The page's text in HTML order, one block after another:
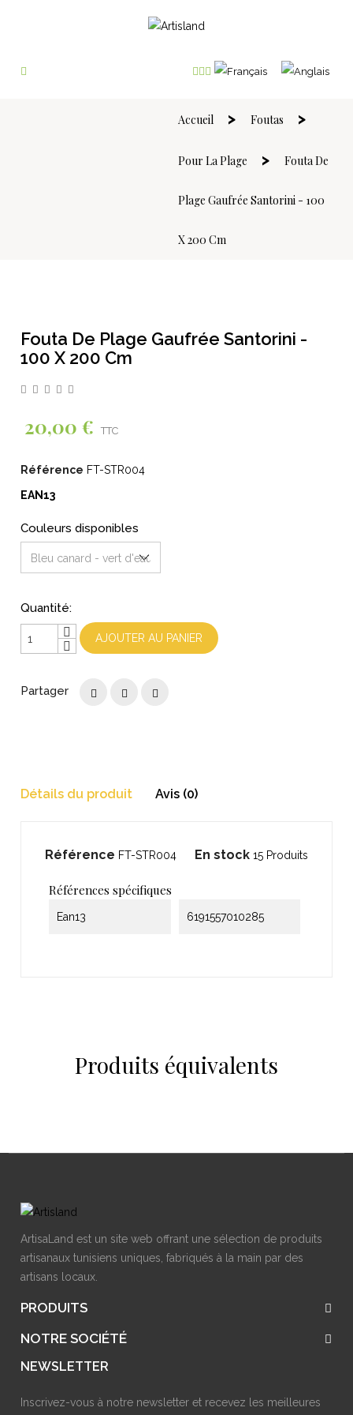
Accueil Foutas
Pour La Plage Fouta De
Plage Gaufrée Santorini - 100
X 200 Cm
Fouta De Plage Gaufrée Santorini -
100 X 200 Cm
20,00 € TTC
Référence FT-STR004
EAN13
Couleurs disponibles
Quantité:
AJOUTER AU PANIER
Partager
Détails du produit Avis (0)
Référence FT-STR004 En stock 15 Produits
Références spécifiques
Ean13 6191557010285
Produits équivalents
ArtisaLand est un site web offrant une sélection de produits
artisanaux tunisiens uniques, fabriqués à la main par des
artisans locaux.
PRODUITS
NOTRE SOCIÉTÉ
NEWSLETTER
Inscrivez-vous à notre newsletter et recevez les meilleures